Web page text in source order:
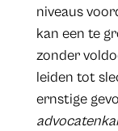
niveaus
kan een te
zonder
leiden tot
ernstige